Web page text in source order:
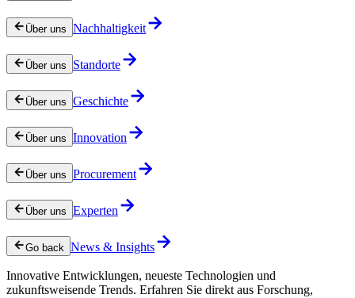
Über uns Nachhaltigkeit
Über uns Standorte
Über uns Geschichte
Über uns Innovation
Über uns Procurement
Über uns Experten
Go back News & Insights
Innovative Entwicklungen, neueste Technologien und
zukunftsweisende Trends. Erfahren Sie direkt aus Forschung,